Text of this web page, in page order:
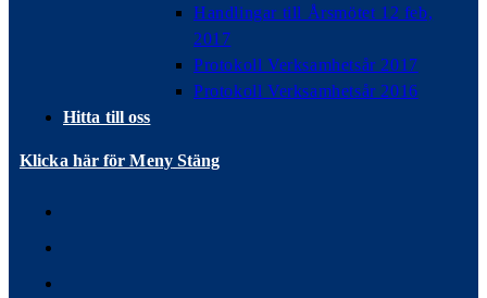
Handlingar till Årsmötet 12 feb,
2017
Protokoll Verksamhetsår 2017
Protokoll Verksamhetsår 2016
Hitta till oss
Klicka här för Meny Stäng